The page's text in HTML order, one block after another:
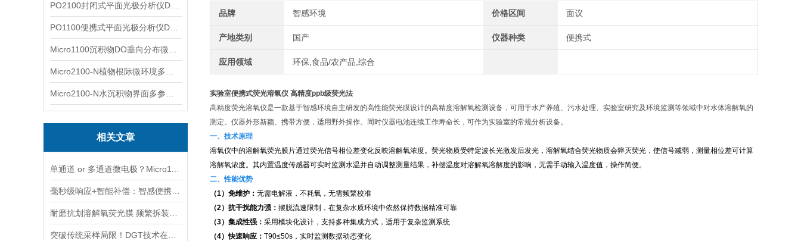
相关文章
品牌 智感环境 价格区间 面议
产地类别 国产 仪器种类 便携式
应用领域 环保,食品/农产品,综合
实验室便携式荧光溶氧仪 高精度ppb级荧光法
高精度荧光溶氧仪是一款基于智感环境自主研发的高性能荧光膜设计的高精度溶解氧检测设备，可用于水产养殖、污水处理、实验室研究及环境监测等领域中对水体溶解氧的
测定。仪器外形新颖、携带方便，适用野外操作。同时仪器电池连续工作寿命长，可作为实验室的常规分析设备。
一、技术原理
溶氧仪中的溶解氧荧光膜片通过荧光信号相位差变化反映溶解氧浓度。荧光物质受特定波长光激发后发光，溶解氧结合荧光物质会猝灭荧光，使信号减弱，测量相位差可计算
溶解氧浓度。其内置温度传感器可实时监测水温并自动调整测量结果，补偿温度对溶解氧溶解度的影响，无需手动输入温度值，操作简便。
二、性能优势
（1）免维护： 无需电解液，不耗氧，无需频繁校准
（2）抗干扰能力强： 摆脱流速限制，在复杂水质环境中依然保持数据精准可靠
（3）集成性强： 采用模块化设计，支持多种集成方式，适用于复杂监测系统
（4）快速响应： T90≤50s，实时监测数据动态变化